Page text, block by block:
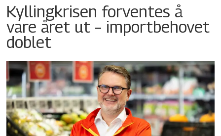
Kyllingkrisen forventes å
vare året ut – importbehovet
doblet